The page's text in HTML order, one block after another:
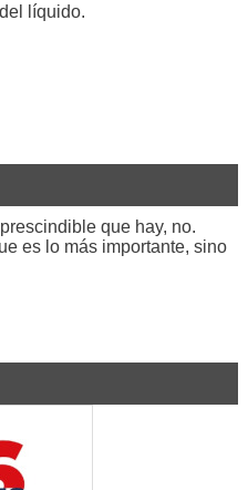
líquido.
que hay, no.
es lo más importante, sino